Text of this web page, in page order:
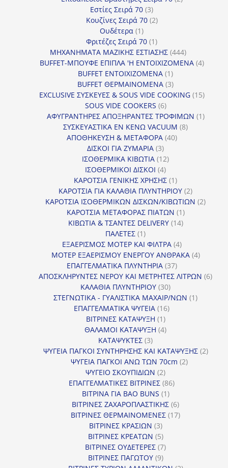
Εστίες Σειρά 70 33
προϊόντα
Κουζίνες Σειρά 70 22
Ουδέτερα 11
προϊόν
Φριτέζες Σειρά 70 11
προϊόν
ΜΗΧΑΝΗΜΑΤΑ ΜΑΖΙΚΗΣ ΕΣΤΙΑΣΗΣ 444444
προϊόντα
BUFFET-ΜΠΟΥΦΕ ΕΠΙΠΛΑ 'Η ΕΝΤΟΙΧΙΖΟΜΕΝΑ 44
BUFFET ΕΝΤΟΙΧΙΖΟΜΕΝΑ 11
προϊόν
BUFFET ΘΕΡΜΑΙΝΟΜΕΝΑ 33
προϊόντα
EXCLUSIVE ΣΥΣΚΕΥΕΣ & SOUS VIDE COOKING 1515
SOUS VIDE COOKERS 66
προϊόντα
ΑΦΥΓΡΑΝΤΗΡΕΣ ΑΠΟΞΗΡΑΝΤΕΣ ΤΡΟΦΙΜΩΝ 11
ΣΥΣΚΕΥΑΣΤΙΚΑ ΕΝ ΚΕΝΩ VACUUM 88
ΑΠΟΘΗΚΕΥΣΗ & ΜΕΤΑΦΟΡΑ 4040
ΔΙΣΚΟΙ ΓΙΑ ΖΥΜΑΡΙΑ 33
προϊόντα
ΙΣΟΘΕΡΜΙΚΑ ΚΙΒΩΤΙΑ 1212
ΙΣΟΘΕΡΜΙΚΟΙ ΔΙΣΚΟΙ 44
προϊόντα
ΚΑΡΟΤΣΙΑ ΓΕΝΙΚΗΣ ΧΡΗΣΗΣ 11
προϊόν
ΚΑΡΟΤΣΙΑ ΓΙΑ ΚΑΛΑΘΙΑ ΠΛΥΝΤΗΡΙΟΥ 22
προϊόντα
ΚΑΡΟΤΣΙΑ ΙΣΟΘΕΡΜΙΚΩΝ ΔΙΣΚΩΝ/ΚΙΒΩΤΙΩΝ 22
ΚΑΡΟΤΣΙΑ ΜΕΤΑΦΟΡΑΣ ΠΙΑΤΩΝ 11
προϊόν
ΚΙΒΩΤΙΑ & ΤΣΑΝΤΕΣ DELIVERY 1414
ΠΑΛΕΤΕΣ 11
προϊόν
ΕΞΑΕΡΙΣΜΟΣ ΜΟΤΕΡ ΚΑΙ ΦΙΛΤΡΑ 44
προϊόντα
ΜΟΤΕΡ ΕΞΑΕΡΙΣΜΟΥ ΕΝΕΡΓΟΥ ΑΝΘΡΑΚΑ 44
ΕΠΑΓΓΕΛΜΑΤΙΚΑ ΠΛΥΝΤΗΡΙΑ 3737
προϊόντα
ΑΠΟΣΚΛΗΡΥΝΤΕΣ ΝΕΡΟΥ ΚΑΙ ΜΕΤΡΗΤΕΣ ΛΙΤΡΩΝ 66
ΚΑΛΑΘΙΑ ΠΛΥΝΤΗΡΙΟΥ 3030
προϊόντα
ΣΤΕΓΝΩΤΙΚΑ - ΓΥΑΛΙΣΤΙΚΑ ΜΑΧΑΙΡ/ΝΩΝ 11
ΕΠΑΓΓΕΛΜΑΤΙΚΑ ΨΥΓΕΙΑ 1616
ΒΙΤΡΙΝΕΣ ΚΑΤΑΨΥΞΗ 11
προϊόν
ΘΑΛΑΜΟΙ ΚΑΤΑΨΥΞΗ 44
ΚΑΤΑΨΥΚΤΕΣ 33
προϊόντα
ΨΥΓΕΙΑ ΠΑΓΚΟΙ ΣΥΝΤΗΡΗΣΗΣ ΚΑΙ ΚΑΤΑΨΥΞΗΣ 22
ΨΥΓΕΙΑ ΠΑΓΚΟΙ ΑΝΩ ΤΩΝ 70cm 22
ΨΥΓΕΙΟ ΣΚΟΥΠΙΔΙΩΝ 22
προϊόντα
ΕΠΑΓΓΕΛΜΑΤΙΚΕΣ ΒΙΤΡΙΝΕΣ 8686
ΒΙΤΡΙΝΑ ΓΙΑ BAO BUNS 11
προϊόν
ΒΙΤΡΙΝΕΣ ΖΑΧΑΡΟΠΛΑΣΤΙΚΗΣ 66
προϊόντα
ΒΙΤΡΙΝΕΣ ΘΕΡΜΑΙΝΟΜΕΝΕΣ 1717
ΒΙΤΡΙΝΕΣ ΚΡΑΣΙΩΝ 33
προϊόντα
ΒΙΤΡΙΝΕΣ ΚΡΕΑΤΩΝ 55
προϊόντα
ΒΙΤΡΙΝΕΣ ΟΥΔΕΤΕΡΕΣ 77
ΒΙΤΡΙΝΕΣ ΠΑΓΩΤΟΥ 99